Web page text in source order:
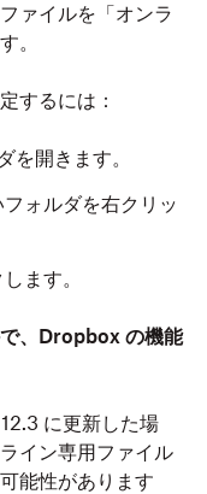
ァイルを「オンラ
。
するには：
を開きます。
ォルダを右クリッ
ます。
で、Dropbox の機能
に更新した場
イン専用ファイル
能性があります